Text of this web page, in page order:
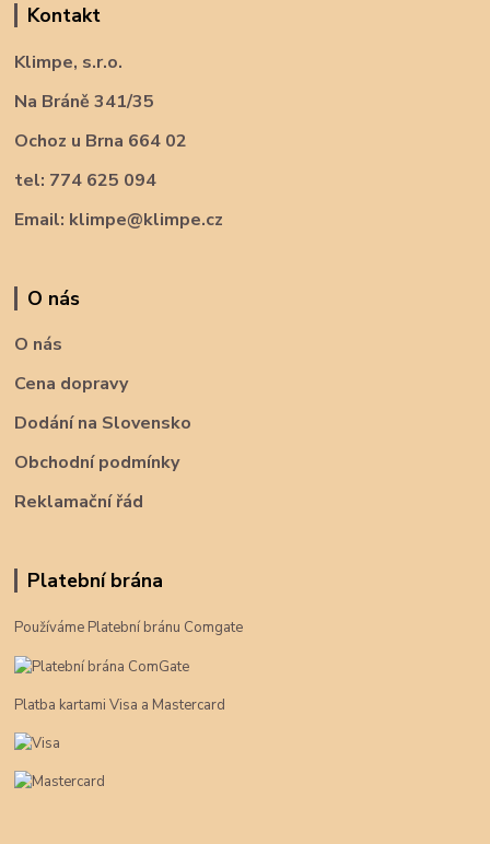
Kontakt
Klimpe, s.r.o.
Na Bráně 341/35
Ochoz u Brna 664 02
tel: 774 625 094
Email: klimpe@klimpe.cz
O nás
O nás
Cena dopravy
Dodání na Slovensko
Obchodní podmínky
Reklamační řád
Platební brána
Používáme Platební bránu Comgate
Platba kartami Visa a Mastercard